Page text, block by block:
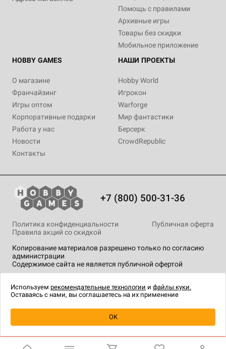
Уведомить о наличии
Помощь с правилами
Архивные игры
Товары без скидки
Мобильное приложение
HOBBY GAMES
О магазине
Франчайзинг
Игры оптом
Корпоративные подарки
Работа у нас
Новости
Контакты
НАШИ ПРОЕКТЫ
Hobby World
Игрокон
Warforge
Мир фантастики
Берсерк
CrowdRepublic
+7 (800) 500-31-36
Копирование материалов разрешено только по согласию
администрации
Содержимое сайта не является публичной офертой
Политика конфиденциальности
Публичная оферта
Правила акций со скидкой
технологии.
Используем рекомендательные технологии и файлы куки.
Оставаясь с нами, вы соглашаетесь на их применение
OK